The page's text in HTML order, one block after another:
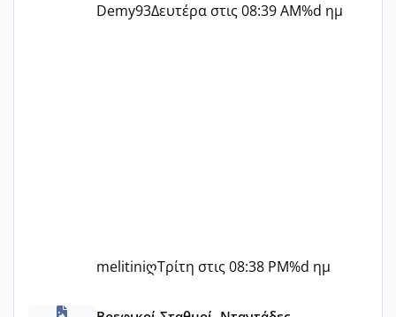
Demy93Δευτέρα στις 08:39 AM%d ημ
melitiniღΤρίτη στις 08:38 PM%d ημ
ΠΑΙΔΙΚΟΙ ΣΤΑΘΜΟΙ ΜΕ ΕΣΠΑ